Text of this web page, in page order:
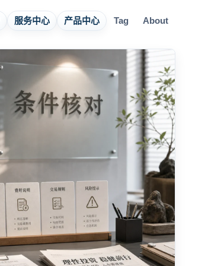
服务中心 产品中心 Tag About